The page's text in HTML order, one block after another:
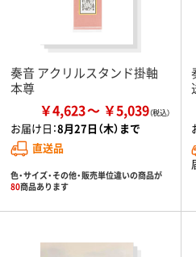
奏音 アクリルスタンド掛軸
本尊
￥4,623 ￥5,039
お届け日：8月27日（木）まで
直送品
色・サイズ・その他・販売単位違いの商品が
80商品あります